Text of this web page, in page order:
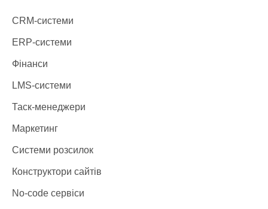
CRM-системи
ERP-системи
Фінанси
LMS-системи
Таск-менеджери
Маркетинг
Системи розсилок
Конструктори сайтів
No-code сервіси